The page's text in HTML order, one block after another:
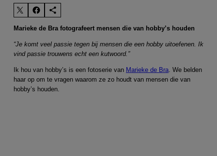
Marieke de Bra fotografeert mensen die van hobby’s houden
“Je komt veel passie tegen bij mensen die een hobby uitoefenen. Ik
vind passie trouwens echt een kutwoord.”
Ik hou van hobby’s is een fotoserie van Marieke de Bra . We belden
haar op om te vragen waarom ze zo houdt van mensen die van
hobby’s houden.